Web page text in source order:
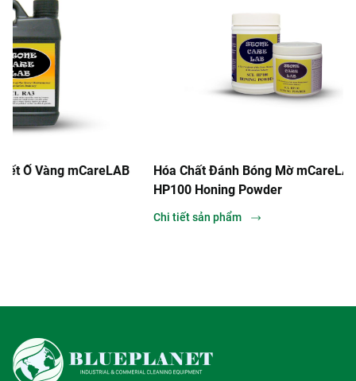
Hóa Chất Đánh Bóng Mờ mCareLAB SCL-
HP100 Honing Powder
Hóa